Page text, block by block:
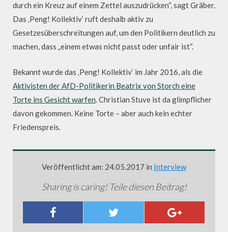
durch ein Kreuz auf einem Zettel auszudrücken“, sagt Gräber.
Das ‚Peng! Kollektiv‘ ruft deshalb aktiv zu
Gesetzesüberschreitungen auf, um den Politikern deutlich zu
machen, dass „einem etwas nicht passt oder unfair ist“.
Bekannt wurde das ‚Peng! Kollektiv‘ im Jahr 2016, als die
Aktivisten der AfD-Politikerin Beatrix von Storch eine
Torte ins Gesicht warfen . Christian Stuve ist da glimpflicher
davon gekommen. Keine Torte – aber auch kein echter
Friedenspreis.
Veröffentlicht am: 24.05.2017 in Interview
Sharing is caring! Teile diesen Beitrag!